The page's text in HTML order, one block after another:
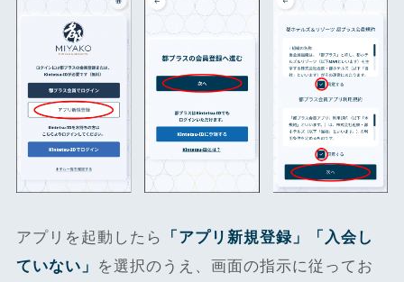
アプリを起動したら
「アプリ新規登録」「入会し
ていない」
を選択のうえ、画面の指示に従ってお